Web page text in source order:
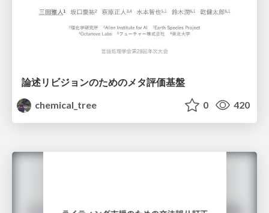
論述リビジョンのためのメタ評価基盤
chemical_tree
0 420